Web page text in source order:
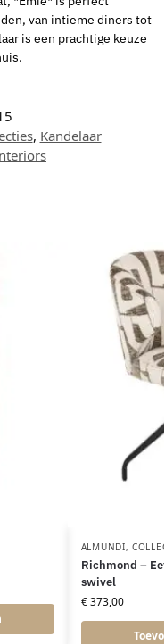
van intieme diners tot
is een prachtige keuze
, Kandelaar
ALMUNDI,
Richmond –
swivel
€373,00